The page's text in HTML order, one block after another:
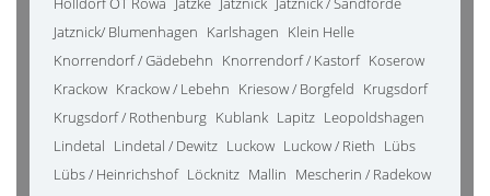
Jatznick/ Blumenhagen Karlshagen Klein Helle
Knorrendorf / Gädebehn Knorrendorf / Kastorf Koserow
Krackow Krackow / Lebehn Kriesow / Borgfeld Krugsdorf
Krugsdorf / Rothenburg Kublank Lapitz Leopoldshagen
Lindetal Lindetal / Dewitz Luckow Luckow / Rieth Lübs
Lübs / Heinrichshof Löcknitz Mallin Mescherin / Radekow